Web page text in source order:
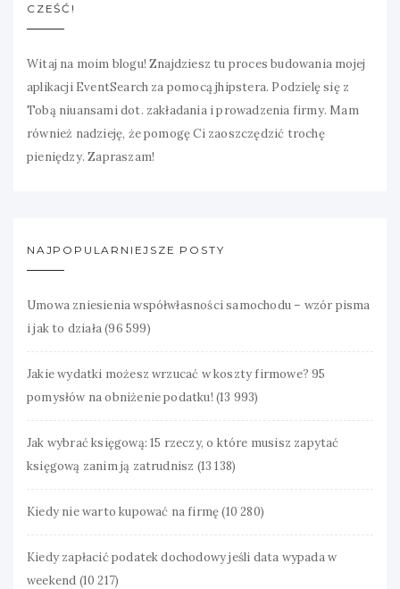
CZEŚĆ!
Witaj na moim blogu! Znajdziesz tu proces budowania mojej
aplikacji EventSearch za pomocą jhipstera. Podzielę się z
Tobą niuansami dot. zakładania i prowadzenia firmy. Mam
również nadzieję, że pomogę Ci zaoszczędzić trochę
pieniędzy. Zapraszam!
NAJPOPULARNIEJSZE POSTY
Umowa zniesienia współwłasności samochodu – wzór pisma
i jak to działa(96 599)
Jakie wydatki możesz wrzucać w koszty firmowe? 95
pomysłów na obniżenie podatku! (13 993)
Jak wybrać księgową: 15 rzeczy, o które musisz zapytać
księgową zanim ją zatrudnisz (13 138)
Kiedy nie warto kupować na firmę (10 280)
Kiedy zapłacić podatek dochodowy jeśli data wypada w
weekend (10 217)